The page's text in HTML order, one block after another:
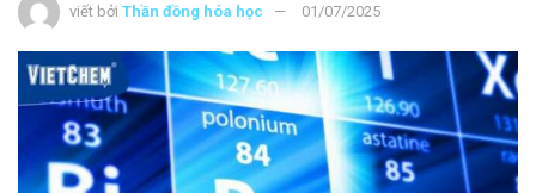
viết bởi Thần đồng hóa học 01/07/2025